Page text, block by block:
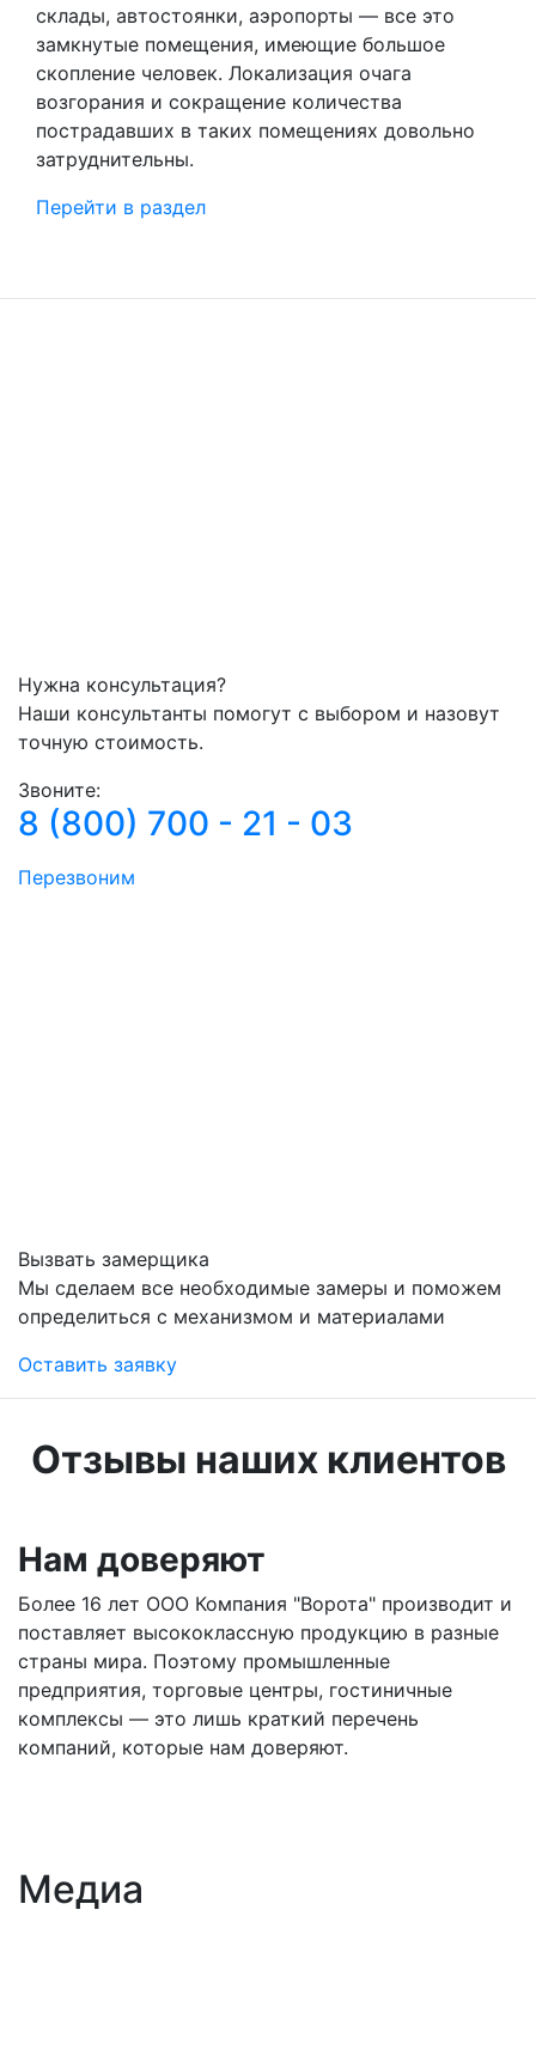
склады, автостоянки, аэропорты — все это
замкнутые помещения, имеющие большое
скопление человек. Локализация очага
возгорания и сокращение количества
пострадавших в таких помещениях довольно
затруднительны.
Перейти в раздел
Нужна консультация?
Наши консультанты помогут с выбором и назовут
точную стоимость.
Звоните:
8 (800) 700 - 21 - 03
Перезвоним
Вызвать замерщика
Мы сделаем все необходимые замеры и поможем
определиться с механизмом и материалами
Оставить заявку
Отзывы наших клиентов
Нам доверяют
Более 16 лет ООО Компания "Ворота" производит и
поставляет высококлассную продукцию в разные
страны мира. Поэтому промышленные
предприятия, торговые центры, гостиничные
комплексы — это лишь краткий перечень
компаний, которые нам доверяют.
Медиа